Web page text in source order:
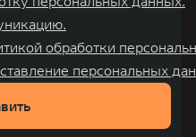
обработки
персональных